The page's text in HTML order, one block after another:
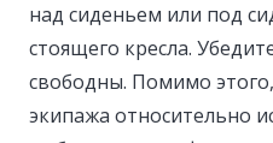
над сиденьем или под
стоящего кресла.
свободны. Помимо
экипажа относительно